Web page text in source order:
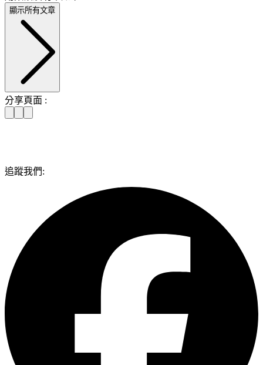
顯示所有文章
分享頁面 :
追蹤我們: